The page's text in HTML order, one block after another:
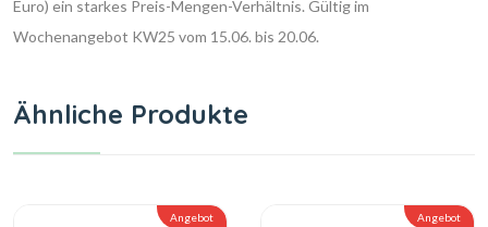
Euro) ein starkes Preis-Mengen-Verhältnis. Gültig im
Wochenangebot KW25 vom 15.06. bis 20.06.
Ähnliche Produkte
Angebot Angebot